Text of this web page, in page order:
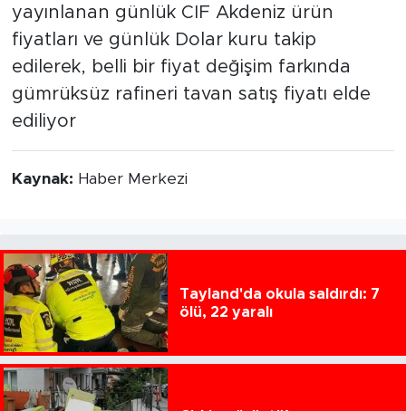
yayınlanan günlük CIF Akdeniz ürün
fiyatları ve günlük Dolar kuru takip
edilerek, belli bir fiyat değişim farkında
gümrüksüz rafineri tavan satış fiyatı elde
ediliyor
Kaynak: Haber Merkezi
Tayland'da okula saldırdı: 7
ölü, 22 yaralı